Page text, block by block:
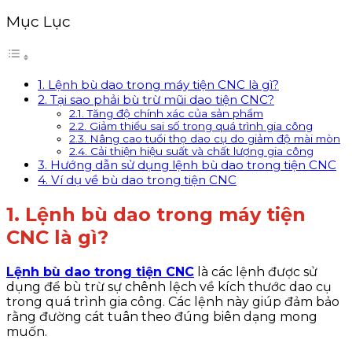
Mục Lục
1. Lệnh bù dao trong máy tiện CNC là gì?
2. Tại sao phải bù trừ mũi dao tiện CNC?
2.1. Tăng độ chính xác của sản phẩm
2.2. Giảm thiểu sai số trong quá trình gia công
2.3. Nâng cao tuổi thọ dao cụ do giảm độ mài mòn
2.4. Cải thiện hiệu suất và chất lượng gia công
3. Hướng dẫn sử dụng lệnh bù dao trong tiện CNC
4. Ví dụ về bù dao trong tiện CNC
1. Lệnh bù dao trong máy tiện
CNC là gì?
Lệnh bù dao trong tiện CNC là các lệnh được sử
dụng để bù trừ sự chênh lệch về kích thước dao cụ
trong quá trình gia công. Các lệnh này giúp đảm bảo
rằng đường cát tuân theo đúng biên dạng mong
muốn.